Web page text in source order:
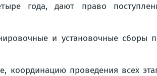
года, дают право
и установочные
координацию проведения всех